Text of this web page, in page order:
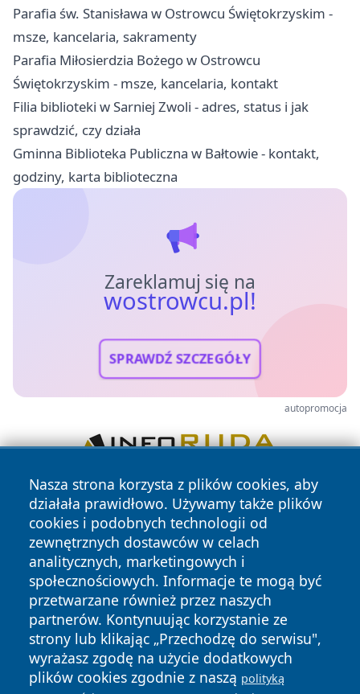
Parafia św. Stanisława w Ostrowcu Świętokrzyskim -
msze, kancelaria, sakramenty
Parafia Miłosierdzia Bożego w Ostrowcu
Świętokrzyskim - msze, kancelaria, kontakt
Filia biblioteki w Sarniej Zwoli - adres, status i jak
sprawdzić, czy działa
Gminna Biblioteka Publiczna w Bałtowie - kontakt,
godziny, karta biblioteczna
Zareklamuj się na
wostrowcu.pl!
SPRAWDŹ SZCZEGÓŁY
autopromocja
Nasza strona korzysta z plików cookies, aby
działała prawidłowo. Używamy także plików
cookies i podobnych technologii od
zewnętrznych dostawców w celach
analitycznych, marketingowych i
społecznościowych. Informacje te mogą być
przetwarzane również przez naszych
partnerów. Kontynuując korzystanie ze
strony lub klikając „Przechodzę do serwisu",
wyrażasz zgodę na użycie dodatkowych
plików cookies zgodnie z naszą polityką
Copyright © 2026 wostrowcu.pl Wszystkie prawa zastrzeżone.
News Autorzy
Polityka
Prywatności
Polityka
Cookies